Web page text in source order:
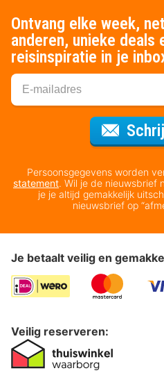
Ontvang elke week,
anderen, unieke deals
reisinspiratie in je
Persoonsgegevens worden
statement. Wil je de nieuwsbrief
je je altijd gemakkelijk
nieuwsbrief op
Je betaalt veilig en
Veilig reserveren: